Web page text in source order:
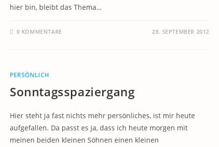
hier bin, bleibt das Thema…
0 KOMMENTARE 28. SEPTEMBER 2012
PERSÖNLICH
Sonntagsspaziergang
Hier steht ja fast nichts mehr persönliches, ist mir heute
aufgefallen. Da passt es ja, dass ich heute morgen mit
meinen beiden kleinen Söhnen einen kleinen